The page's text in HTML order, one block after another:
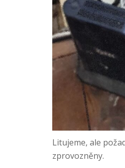
Litujeme, ale
zprovozněny.